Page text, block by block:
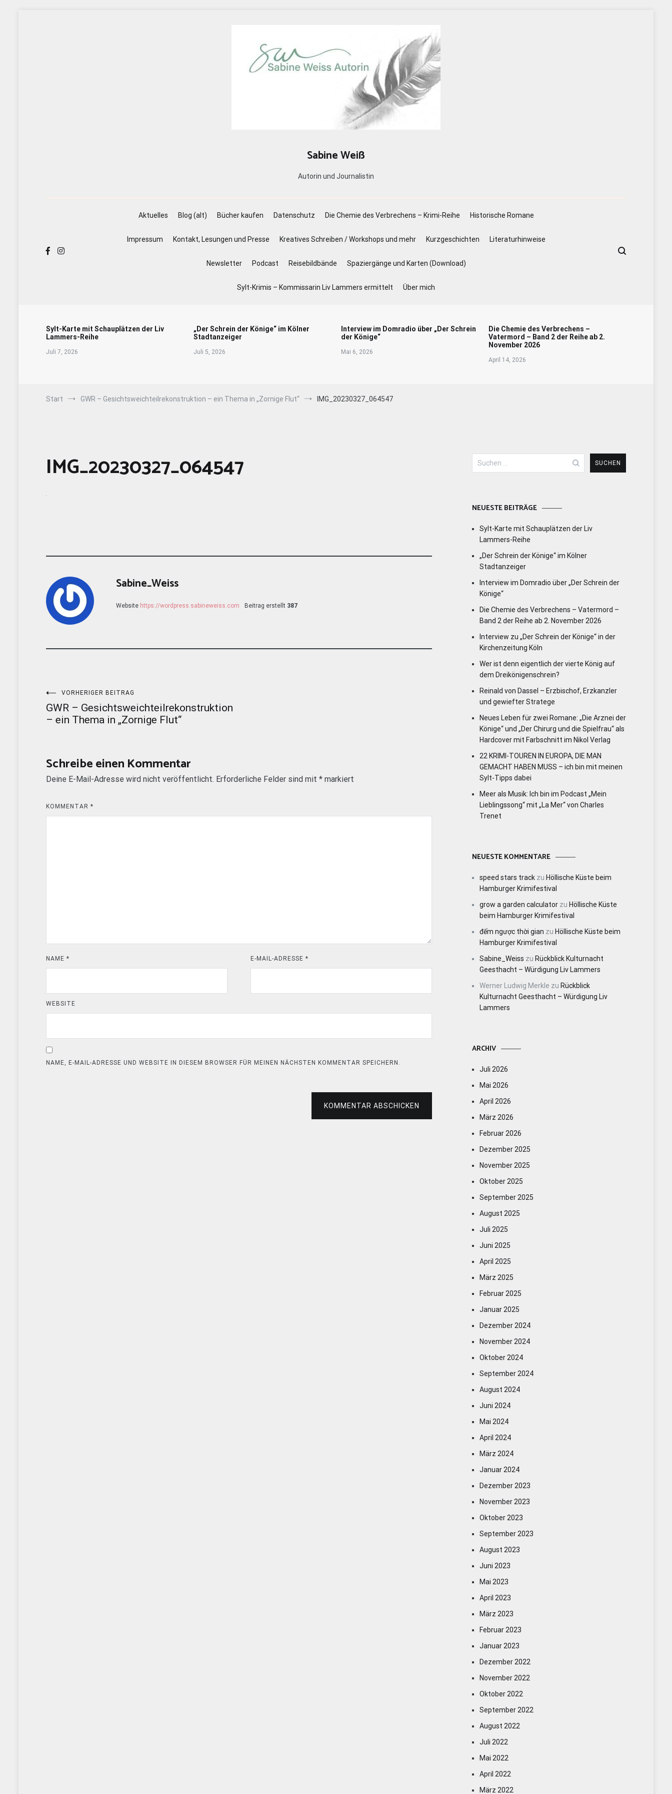
Sabine Weiß
Autorin und Journalistin
Aktuelles Blog (alt) Bücher kaufen Datenschutz Die Chemie des Verbrechens – Krimi-Reihe Historische Romane
Impressum Kontakt, Lesungen und Presse Kreatives Schreiben / Workshops und mehr Kurzgeschichten Literaturhinweise
Newsletter Podcast Reisebildbände Spaziergänge und Karten (Download)
Sylt-Krimis – Kommissarin Liv Lammers ermittelt Über mich
Sylt-Karte mit Schauplätzen der Liv
Lammers-Reihe
Juli 7, 2026
„Der Schrein der Könige“ im Kölner
Stadtanzeiger
Juli 5, 2026
Interview im Domradio über „Der Schrein
der Könige“
Mai 6, 2026
Die Chemie des Verbrechens –
Vatermord – Band 2 der Reihe ab 2.
November 2026
April 14, 2026
Start GWR – Gesichtsweichteilrekonstruktion – ein Thema in „Zornige Flut“ IMG_20230327_064547
IMG_20230327_064547
Sabine_Weiss
Website https://wordpress.sabineweiss.com Beitrag erstellt 387
Beitragsnavigation
VORHERIGER BEITRAG
GWR – Gesichtsweichteilrekonstruktion
– ein Thema in „Zornige Flut“
Schreibe einen Kommentar
Deine E-Mail-Adresse wird nicht veröffentlicht. Erforderliche Felder sind mit * markiert
KOMMENTAR *
NAME * E-MAIL-ADRESSE*
WEBSITE
NAME, E-MAIL-ADRESSE UND WEBSITE IN DIESEM BROWSER FÜR MEINEN NÄCHSTEN KOMMENTAR SPEICHERN.
KOMMENTAR ABSCHICKEN
Suchen
nach:
NEUESTE BEITRÄGE
Sylt-Karte mit Schauplätzen der Liv
Lammers-Reihe
„Der Schrein der Könige“ im Kölner
Stadtanzeiger
Interview im Domradio über „Der Schrein der
Könige“
Die Chemie des Verbrechens – Vatermord –
Band 2 der Reihe ab 2. November 2026
Interview zu „Der Schrein der Könige“ in der
Kirchenzeitung Köln
Wer ist denn eigentlich der vierte König auf
dem Dreikönigenschrein?
Reinald von Dassel – Erzbischof, Erzkanzler
und gewiefter Stratege
Neues Leben für zwei Romane: „Die Arznei der
Könige“ und „Der Chirurg und die Spielfrau“ als
Hardcover mit Farbschnitt im Nikol Verlag
22 KRIMI-TOUREN IN EUROPA, DIE MAN
GEMACHT HABEN MUSS – ich bin mit meinen
Sylt-Tipps dabei
Meer als Musik: Ich bin im Podcast „Mein
Lieblingssong“ mit „La Mer“ von Charles
Trenet
NEUESTE KOMMENTARE
speed stars track zu Höllische Küste beim
Hamburger Krimifestival
grow a garden calculator zu Höllische Küste
beim Hamburger Krimifestival
đếm ngược thời gian zu Höllische Küste beim
Hamburger Krimifestival
Sabine_Weiss zu Rückblick Kulturnacht
Geesthacht – Würdigung Liv Lammers
Werner Ludwig Merkle zu Rückblick
Kulturnacht Geesthacht – Würdigung Liv
Lammers
ARCHIV
Juli 2026
Mai 2026
April 2026
März 2026
Februar 2026
Dezember 2025
November 2025
Oktober 2025
September 2025
August 2025
Juli 2025
Juni 2025
April 2025
März 2025
Februar 2025
Januar 2025
Dezember 2024
November 2024
Oktober 2024
September 2024
August 2024
Juni 2024
Mai 2024
April 2024
März 2024
Januar 2024
Dezember 2023
November 2023
Oktober 2023
September 2023
August 2023
Juni 2023
Mai 2023
April 2023
März 2023
Februar 2023
Januar 2023
Dezember 2022
November 2022
Oktober 2022
September 2022
August 2022
Juli 2022
Mai 2022
April 2022
März 2022